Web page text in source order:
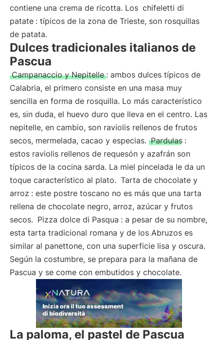
contiene una crema de ricotta. Los chifeletti di
patate : típicos de la zona de Trieste, son rosquillas
de patata.
Dulces tradicionales italianos de
Pascua
Campanaccio y Nepitelle : ambos dulces típicos de
Calabria, el primero consiste en una masa muy
sencilla en forma de rosquilla. Lo más característico
es, sin duda, el huevo duro que lleva en el centro. Las
nepitelle, en cambio, son raviolis rellenos de frutos
secos, mermelada, cacao y especias. Pardulas :
estos raviolis rellenos de requesón y azafrán son
típicos de la cocina sarda. La miel pincelada le da un
toque característico al plato. Tarta de chocolate y
arroz : este postre toscano no es más que una tarta
rellena de chocolate negro, arroz, azúcar y frutos
secos. Pizza dolce di Pasqua : a pesar de su nombre,
esta tarta tradicional romana y de los Abruzos es
similar al panettone, con una superficie lisa y oscura.
Según la costumbre, se prepara para la mañana de
Pascua y se come con embutidos y chocolate.
La paloma, el pastel de Pascua